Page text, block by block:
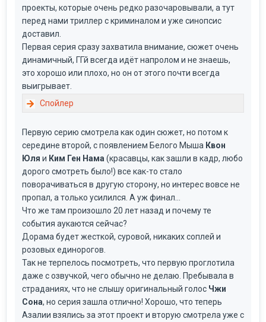
проекты, которые очень редко разочаровывали, а тут
перед нами триллер с криминалом и уже синопсис
доставил.
Первая серия сразу захватила внимание, сюжет очень
динамичный, ГГй всегда идёт напролом и не знаешь,
это хорошо или плохо, но он от этого почти всегда
выигрывает.
Первую серию смотрела как один сюжет, но потом к
середине второй, с появлением Белого Мыша Квон
Юля и Ким Ген Нама (красавцы, как зашли в кадр, любо
дорого смотреть было!) все как-то стало
поворачиваться в другую сторону, но интерес вовсе не
пропал, а только усилился. А уж финал...
Что же там произошло 20 лет назад и почему те
события аукаются сейчас?
Дорама будет жесткой, суровой, никаких соплей и
розовых единорогов.
Так не терпелось посмотреть, что первую проглотила
даже с озвучкой, чего обычно не делаю. Пребывала в
страданиях, что не слышу оригинальный голос Чжи
Сона, но серия зашла отлично! Хорошо, что теперь
Азалии взялись за этот проект и вторую смотрела уже с